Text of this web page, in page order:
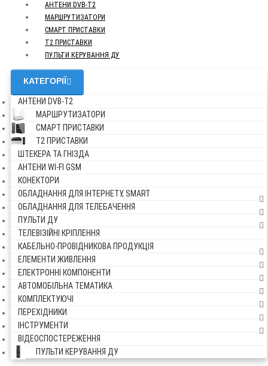
АНТЕНИ DVB-Т2
МАРШРУТИЗАТОРИ
СМАРТ ПРИСТАВКИ
Т2 ПРИСТАВКИ
ПУЛЬТИ КЕРУВАННЯ ДУ
КАТЕГОРІЇ
АНТЕНИ DVB-Т2
МАРШРУТИЗАТОРИ
СМАРТ ПРИСТАВКИ
Т2 ПРИСТАВКИ
ШТЕКЕРА ТА ГНІЗДА
АНТЕНИ WI-FI GSM
КОНЕКТОРИ
ОБЛАДНАННЯ ДЛЯ ІНТЕРНЕТУ, SMART
ОБЛАДНАННЯ ДЛЯ ТЕЛЕБАЧЕННЯ
ПУЛЬТИ ДУ
ТЕЛЕВІЗІЙНІ КРІПЛЕННЯ
КАБЕЛЬНО-ПРОВІДНИКОВА ПРОДУКЦІЯ
ЕЛЕМЕНТИ ЖИВЛЕННЯ
ЕЛЕКТРОННІ КОМПОНЕНТИ
АВТОМОБІЛЬНА ТЕМАТИКА
КОМПЛЕКТУЮЧІ
ПЕРЕХІДНИКИ
ІНСТРУМЕНТИ
ВІДЕОСПОСТЕРЕЖЕННЯ
ПУЛЬТИ КЕРУВАННЯ ДУ